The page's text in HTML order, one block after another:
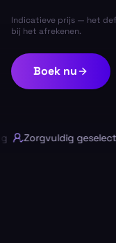
Indicatieve prijs — het
bij het afrekenen.
Boek nu
Zorgvuldig